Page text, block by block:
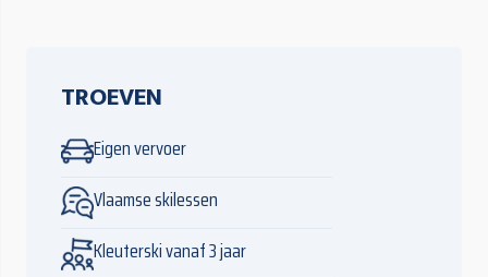
TROEVEN
Eigen vervoer
Vlaamse skilessen
Kleuterski vanaf 3 jaar